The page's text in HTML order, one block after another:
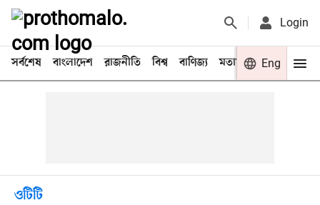
Login
সর্বশেষ বাংলাদেশ রাজনীতি বিশ্ব বাণিজ্য মতামত খেলা
Eng
ওটিটি